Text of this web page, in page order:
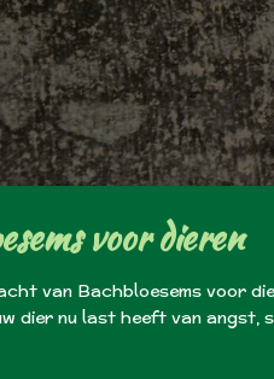
voor dieren
van Bachbloesems voor
dier nu last heeft van angst,